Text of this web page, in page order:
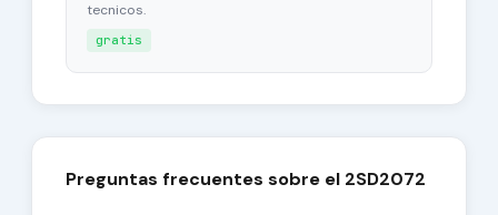
tecnicos.
gratis
Preguntas frecuentes sobre el 2SD2072